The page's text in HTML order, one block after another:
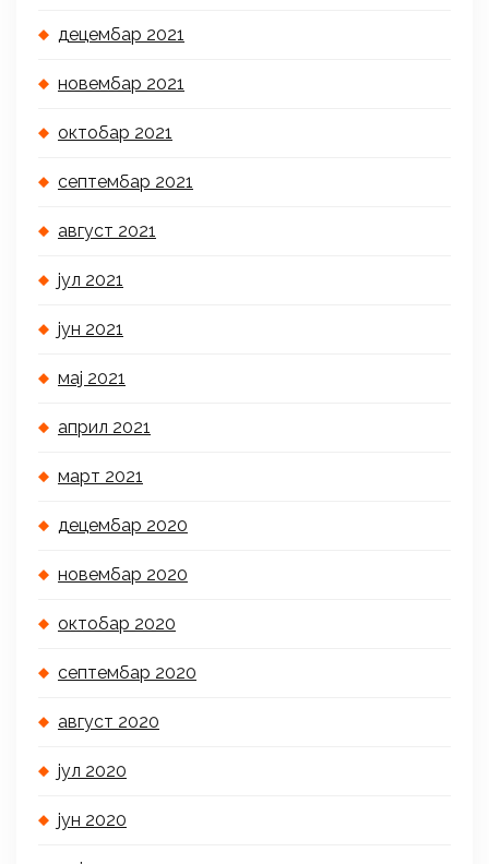
децембар 2021
новембар 2021
октобар 2021
септембар 2021
август 2021
јул 2021
јун 2021
мај 2021
април 2021
март 2021
децембар 2020
новембар 2020
октобар 2020
септембар 2020
август 2020
јул 2020
јун 2020